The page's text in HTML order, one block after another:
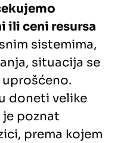
ili ceni resursa
sistemima,
situacija se
doneti velike
je poznat
prema kojem